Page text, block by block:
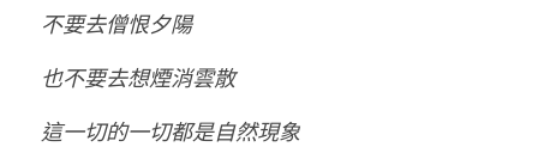
不要去僧恨夕陽
也不要去想煙消雲散
這一切的一切都是自然現象